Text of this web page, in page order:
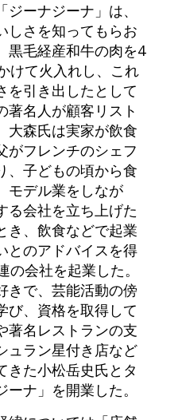
ーナジーナ」は、
しさを知ってもらお
黒毛経産和牛の肉を4
けて火入れし、これ
を引き出したとして
著名人が顧客リスト
大森氏は実家が飲食
がフレンチのシェフ
、子どもの頃から食
モデル業をしなが
る会社を立ち上げた
き、飲食などで起業
とのアドバイスを得
会社を起業した。
きで、芸能活動の傍
び、資格を取得して
著名レストランの支
ュラン星付き店など
きた小松岳史氏とタ
ナ」を開業した。